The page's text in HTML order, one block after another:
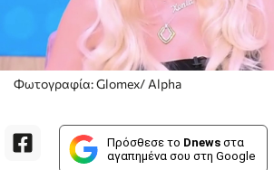
Φωτογραφία: Glomex/ Alpha
Πρόσθεσε το Dnews στα
αγαπημένα σου στη Google